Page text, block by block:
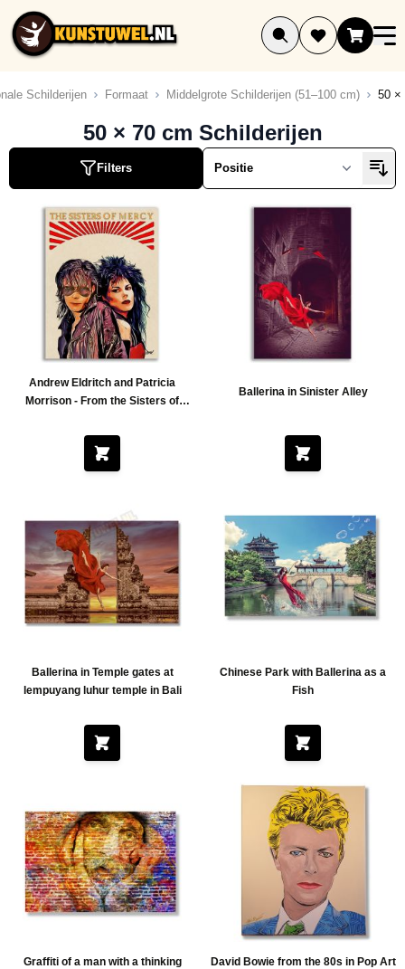
Ga naar de inhoud
Schilderijen Formaat Middelgrote Schilderijen (51–100 cm) 50 ×
50 × 70 cm Schilderijen
Filters
Andrew Eldritch and Patricia
Morrison - From the Sisters of
Ballerina in Sinister Alley
Ballerina in Temple gates at
lempuyang luhur temple in Bali
Chinese Park with Ballerina as a
Fish
Graffiti of a man with a thinking
David Bowie from the 80s in Pop Art